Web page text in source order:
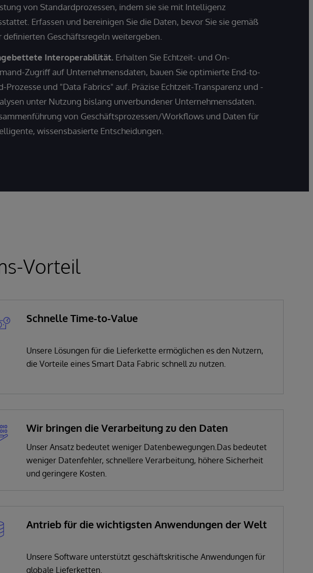
von Standardprozessen, indem sie sie mit Intelligenz
Erfassen und bereinigen Sie die Daten, bevor Sie sie gemäß
definierten Geschäftsregeln weitergeben.
Interoperabilität. Erhalten Sie Echtzeit- und On-
Zugriff auf Unternehmensdaten, bauen Sie optimierte End-to-
Prozesse und "Data Fabrics" auf. Präzise Echtzeit-Transparenz und -
unter Nutzung bislang unverbundener Unternehmensdaten.
von Geschäftsprozessen/Workflows und Daten für
wissensbasierte Entscheidungen.
Vorteil
Schnelle Time-to-Value
Unsere Lösungen für die Lieferkette ermöglichen es den Nutzern,
die Vorteile eines Smart Data Fabric schnell zu nutzen.
Wir bringen die Verarbeitung zu den Daten
Unser Ansatz bedeutet weniger Datenbewegungen.Das bedeutet
weniger Datenfehler, schnellere Verarbeitung, höhere Sicherheit
und geringere Kosten.
Antrieb für die wichtigsten Anwendungen der Welt
Unsere Software unterstützt geschäftskritische Anwendungen für
globale Lieferketten.